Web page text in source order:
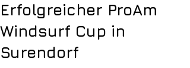
Erfolgreicher ProAm
Windsurf Cup in
Surendorf